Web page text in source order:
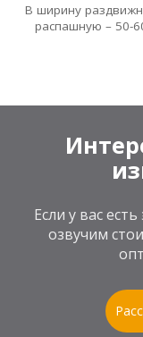
В ширину
распашную – 50-
Если у вас
озвучим